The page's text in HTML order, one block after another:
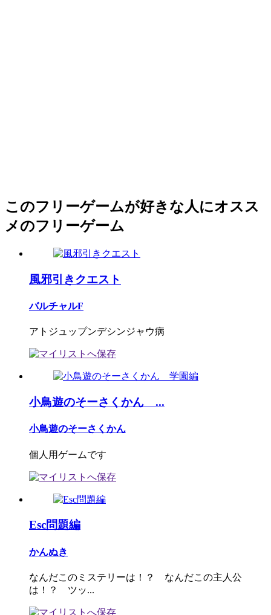
このフリーゲームが好きな人にオスス
メのフリーゲーム
風邪引きクエスト
バルチャルF
アトジュップンデシンジャウ病
小鳥遊のそーさくかん ...
小鳥遊のそーさくかん
個人用ゲームです
Esc問題編
かんぬき
なんだこのミステリーは！？ なんだこの主人公
は！？ ツッ...